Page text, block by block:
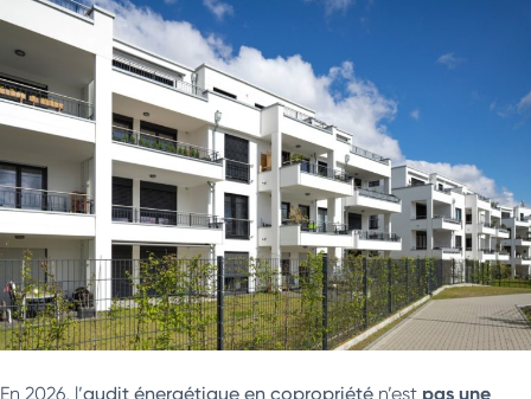
En 2026, l’audit énergétique en copropriété n’est pas une